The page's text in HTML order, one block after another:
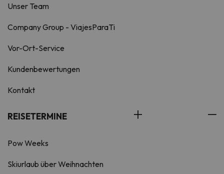
Unser Team
Company Group - ViajesParaTi
Vor-Ort-Service
Kundenbewertungen
Kontakt
REISETERMINE
Pow Weeks
Skiurlaub über Weihnachten